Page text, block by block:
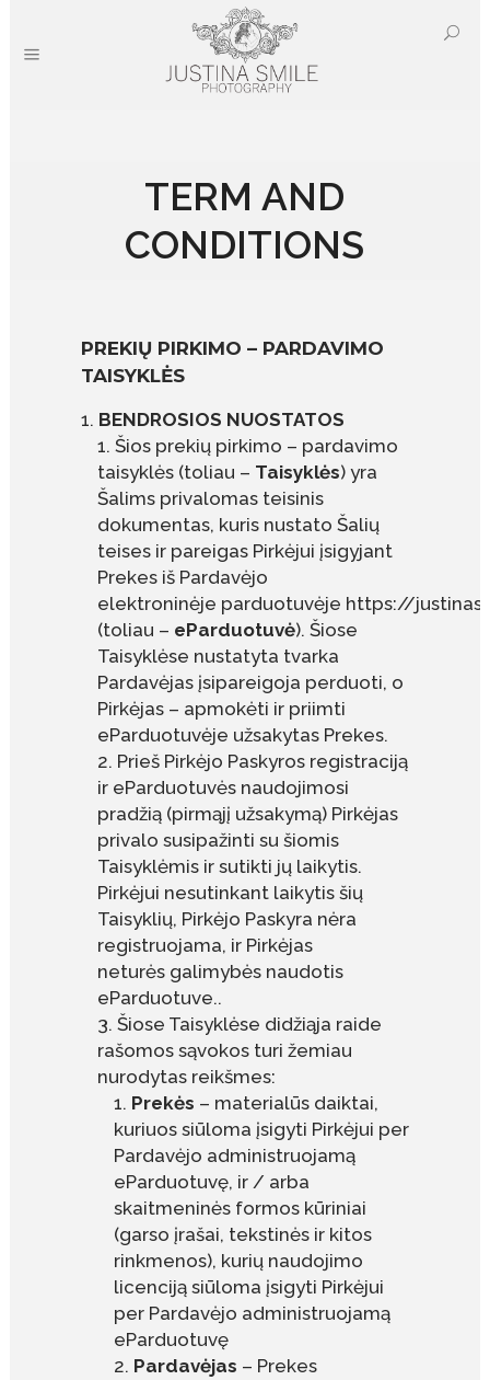
TERM AND
CONDITIONS
PREKIŲ PIRKIMO – PARDAVIMO
TAISYKLĖS
BENDROSIOS NUOSTATOS
Šios prekių pirkimo – pardavimo
taisyklės (toliau – Taisyklės) yra
Šalims privalomas teisinis
dokumentas, kuris nustato Šalių
teises ir pareigas Pirkėjui įsigyjant
Prekes iš Pardavėjo
elektroninėje parduotuvėje https://
(toliau – eParduotuvė). Šiose
Taisyklėse nustatyta tvarka
Pardavėjas įsipareigoja perduoti, o
Pirkėjas – apmokėti ir priimti
eParduotuvėje užsakytas Prekes.
Prieš Pirkėjo Paskyros registraciją
ir eParduotuvės naudojimosi
pradžią (pirmąjį užsakymą) Pirkėjas
privalo susipažinti su šiomis
Taisyklėmis ir sutikti jų laikytis.
Pirkėjui nesutinkant laikytis šių
Taisyklių, Pirkėjo Paskyra nėra
registruojama, ir Pirkėjas
neturės galimybės naudotis
eParduotuve..
Šiose Taisyklėse didžiąja raide
rašomos sąvokos turi žemiau
nurodytas reikšmes:
Prekės – materialūs daiktai,
kuriuos siūloma įsigyti Pirkėjui per
Pardavėjo administruojamą
eParduotuvę, ir / arba
skaitmeninės formos kūriniai
(garso įrašai, tekstinės ir kitos
rinkmenos), kurių naudojimo
licenciją siūloma įsigyti Pirkėjui
per Pardavėjo administruojamą
eParduotuvę
Pardavėjas – Prekes